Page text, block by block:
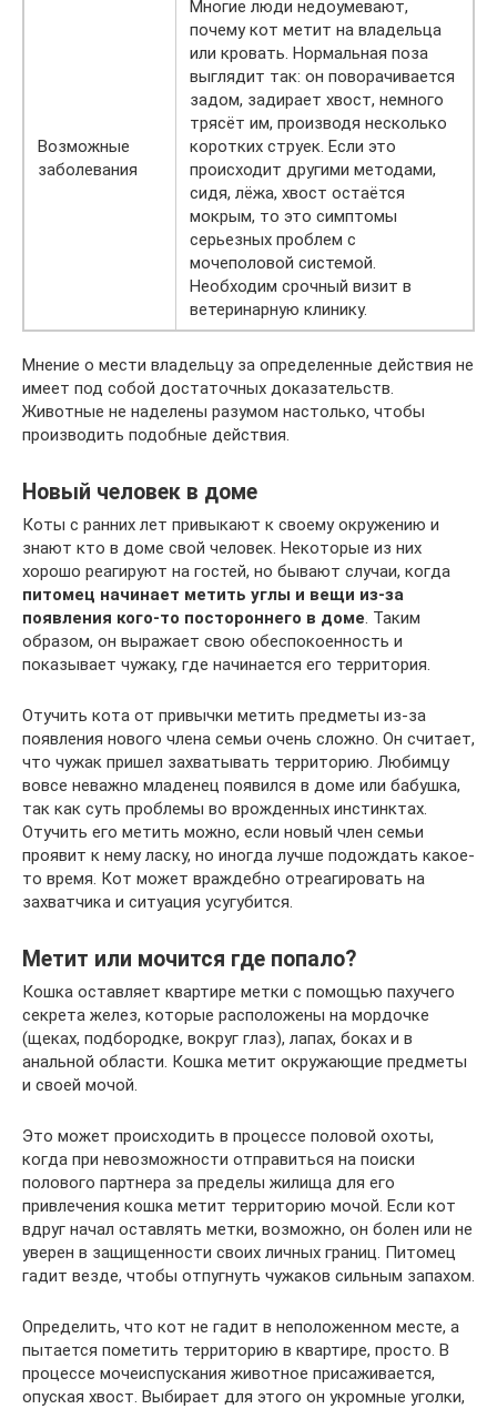
Возможные
заболевания
Многие люди недоумевают,
почему кот метит на владельца
или кровать. Нормальная поза
выглядит так: он поворачивается
задом, задирает хвост, немного
трясёт им, производя несколько
коротких струек. Если это
происходит другими методами,
сидя, лёжа, хвост остаётся
мокрым, то это симптомы
серьезных проблем с
мочеполовой системой.
Необходим срочный визит в
ветеринарную клинику.
Мнение о мести владельцу за определенные действия не
имеет под собой достаточных доказательств.
Животные не наделены разумом настолько, чтобы
производить подобные действия.
Новый человек в доме
Коты с ранних лет привыкают к своему окружению и
знают кто в доме свой человек. Некоторые из них
хорошо реагируют на гостей, но бывают случаи, когда
питомец начинает метить углы и вещи из-за
появления кого-то постороннего в доме. Таким
образом, он выражает свою обеспокоенность и
показывает чужаку, где начинается его территория.
Отучить кота от привычки метить предметы из-за
появления нового члена семьи очень сложно. Он считает,
что чужак пришел захватывать территорию. Любимцу
вовсе неважно младенец появился в доме или бабушка,
так как суть проблемы во врожденных инстинктах.
Отучить его метить можно, если новый член семьи
проявит к нему ласку, но иногда лучше подождать какое-
то время. Кот может враждебно отреагировать на
захватчика и ситуация усугубится.
Метит или мочится где попало?
Кошка оставляет квартире метки с помощью пахучего
секрета желез, которые расположены на мордочке
(щеках, подбородке, вокруг глаз), лапах, боках и в
анальной области. Кошка метит окружающие предметы
и своей мочой.
Это может происходить в процессе половой охоты,
когда при невозможности отправиться на поиски
полового партнера за пределы жилища для его
привлечения кошка метит территорию мочой. Если кот
вдруг начал оставлять метки, возможно, он болен или не
уверен в защищенности своих личных границ. Питомец
гадит везде, чтобы отпугнуть чужаков сильным запахом.
Определить, что кот не гадит в неположенном месте, а
пытается пометить территорию в квартире, просто. В
процессе мочеиспускания животное присаживается,
опуская хвост. Выбирает для этого он укромные уголки,